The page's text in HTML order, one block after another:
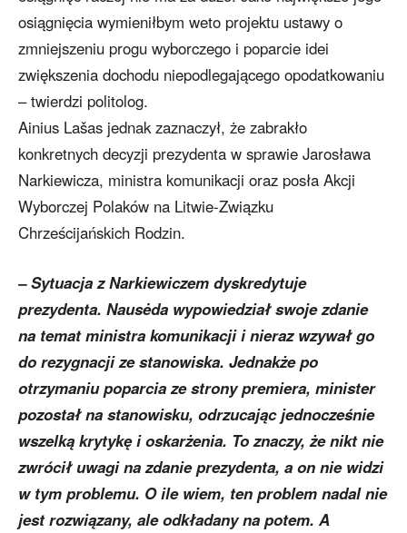
osiągnięcia wymieniłbym weto projektu ustawy o
zmniejszeniu progu wyborczego i poparcie idei
zwiększenia dochodu niepodlegającego opodatkowaniu
– twierdzi politolog.
Ainius Lašas jednak zaznaczył, że zabrakło
konkretnych decyzji prezydenta w sprawie Jarosława
Narkiewicza, ministra komunikacji oraz posła Akcji
Wyborczej Polaków na Litwie-Związku
Chrześcijańskich Rodzin.
– Sytuacja z Narkiewiczem dyskredytuje
prezydenta. Nausėda wypowiedział swoje zdanie
na temat ministra komunikacji i nieraz wzywał go
do rezygnacji ze stanowiska. Jednakże po
otrzymaniu poparcia ze strony premiera, minister
pozostał na stanowisku, odrzucając jednocześnie
wszelką krytykę i oskarżenia. To znaczy, że nikt nie
zwrócił uwagi na zdanie prezydenta, a on nie widzi
w tym problemu. O ile wiem, ten problem nadal nie
jest rozwiązany, ale odkładany na potem. A